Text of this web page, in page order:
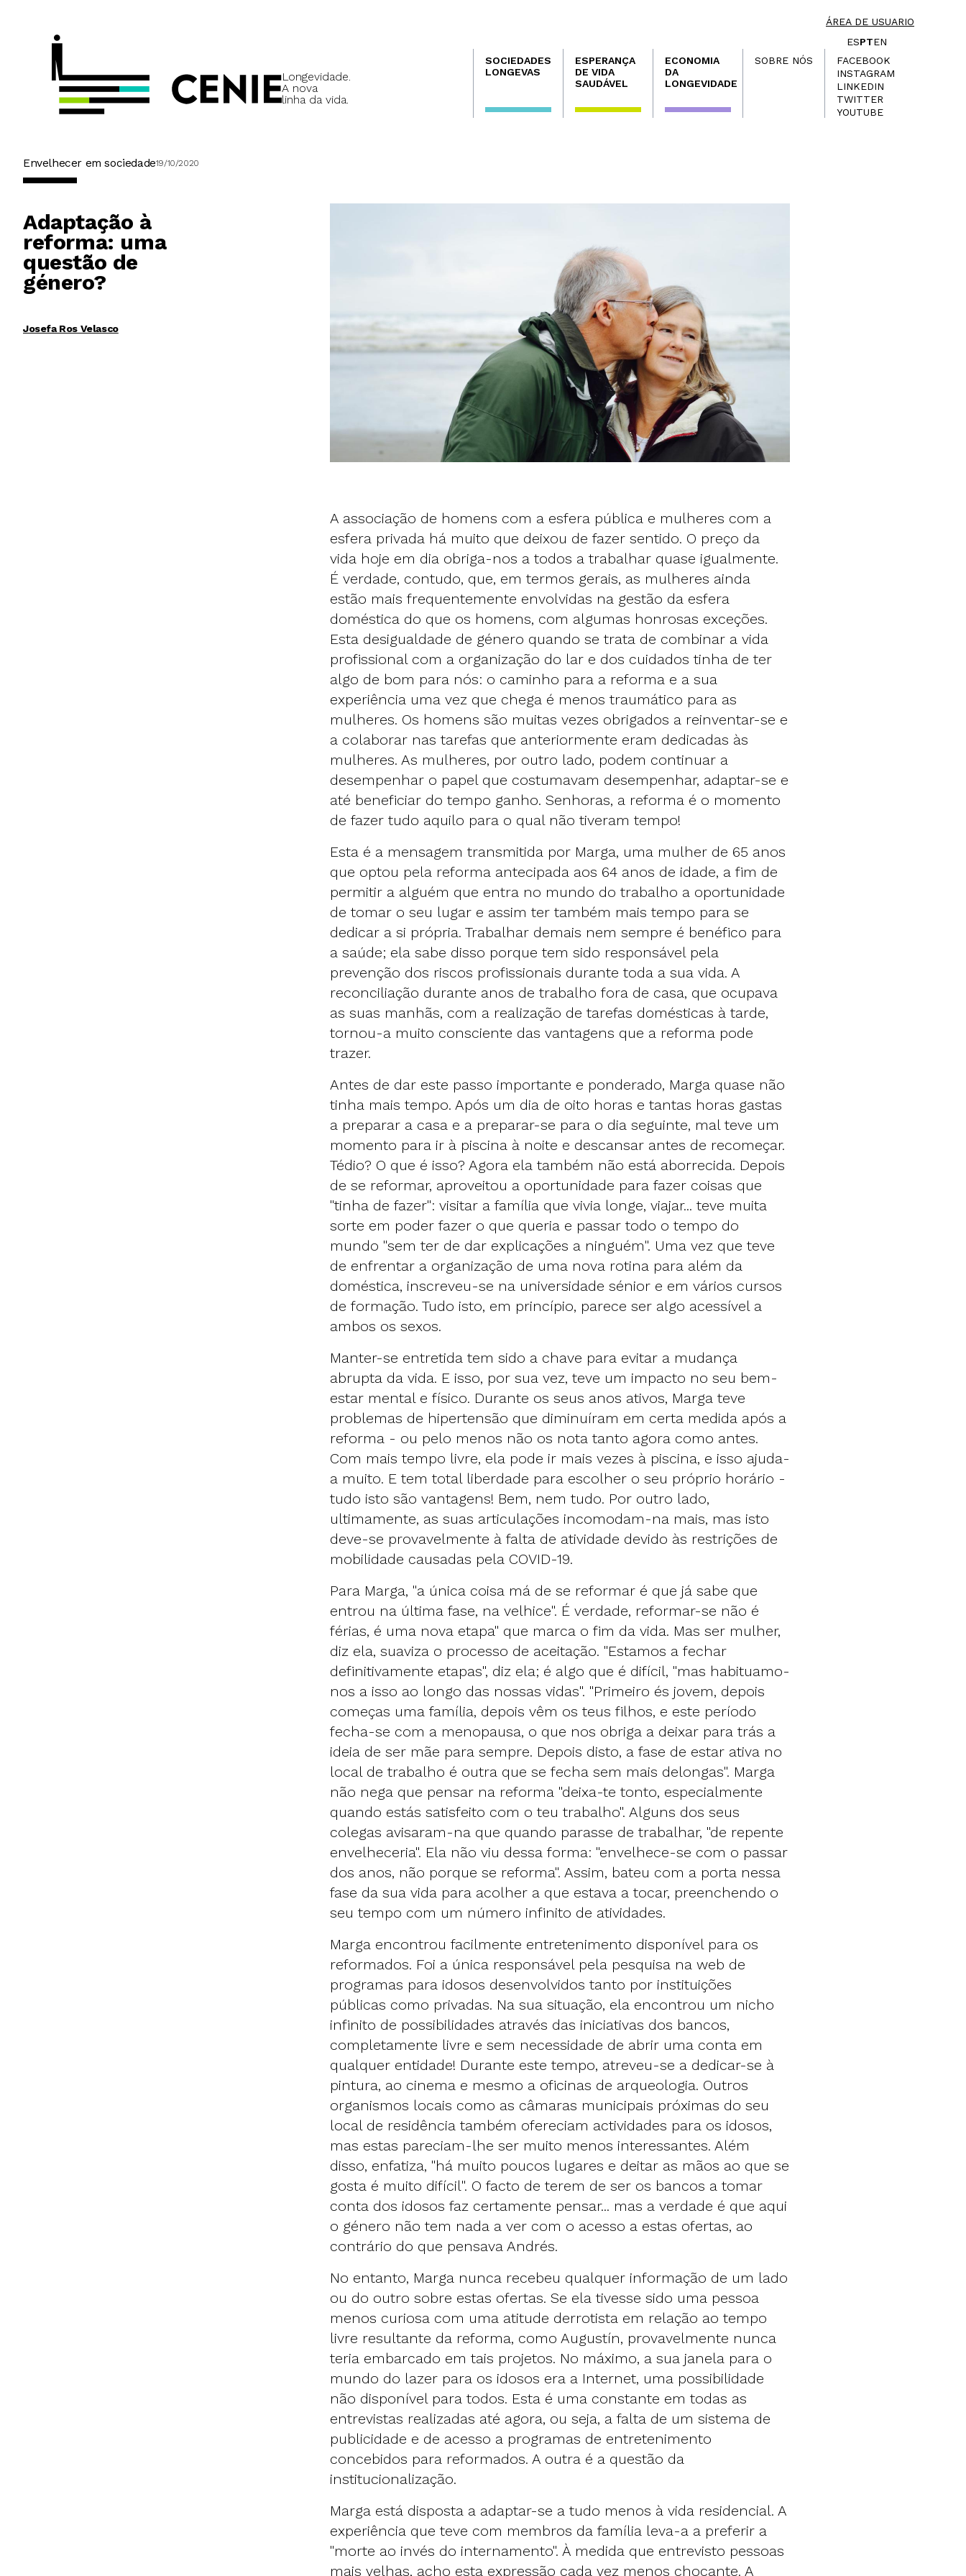
ÁREA DE USUARIO
Longevidade.
A nova
linha da vida.
ESPTEN
Navegación
principal
SOCIEDADES
LONGEVAS
ESPERANÇA
DE VIDA
SAUDÁVEL
ECONOMIA
DA
LONGEVIDADE
SOBRE NÓS
FACEBOOK
INSTAGRAM
LINKEDIN
TWITTER
YOUTUBE
Envelhecer em sociedade19/10/2020
Adaptação à
reforma: uma
questão de
género?
Josefa Ros Velasco
A associação de homens com a esfera pública e mulheres com a
esfera privada há muito que deixou de fazer sentido. O preço da
vida hoje em dia obriga-nos a todos a trabalhar quase igualmente.
É verdade, contudo, que, em termos gerais, as mulheres ainda
estão mais frequentemente envolvidas na gestão da esfera
doméstica do que os homens, com algumas honrosas exceções.
Esta desigualdade de género quando se trata de combinar a vida
profissional com a organização do lar e dos cuidados tinha de ter
algo de bom para nós: o caminho para a reforma e a sua
experiência uma vez que chega é menos traumático para as
mulheres. Os homens são muitas vezes obrigados a reinventar-se e
a colaborar nas tarefas que anteriormente eram dedicadas às
mulheres. As mulheres, por outro lado, podem continuar a
desempenhar o papel que costumavam desempenhar, adaptar-se e
até beneficiar do tempo ganho. Senhoras, a reforma é o momento
de fazer tudo aquilo para o qual não tiveram tempo!
Esta é a mensagem transmitida por Marga, uma mulher de 65 anos
que optou pela reforma antecipada aos 64 anos de idade, a fim de
permitir a alguém que entra no mundo do trabalho a oportunidade
de tomar o seu lugar e assim ter também mais tempo para se
dedicar a si própria. Trabalhar demais nem sempre é benéfico para
a saúde; ela sabe disso porque tem sido responsável pela
prevenção dos riscos profissionais durante toda a sua vida. A
reconciliação durante anos de trabalho fora de casa, que ocupava
as suas manhãs, com a realização de tarefas domésticas à tarde,
tornou-a muito consciente das vantagens que a reforma pode
trazer.
Antes de dar este passo importante e ponderado, Marga quase não
tinha mais tempo. Após um dia de oito horas e tantas horas gastas
a preparar a casa e a preparar-se para o dia seguinte, mal teve um
momento para ir à piscina à noite e descansar antes de recomeçar.
Tédio? O que é isso? Agora ela também não está aborrecida. Depois
de se reformar, aproveitou a oportunidade para fazer coisas que
"tinha de fazer": visitar a família que vivia longe, viajar... teve muita
sorte em poder fazer o que queria e passar todo o tempo do
mundo "sem ter de dar explicações a ninguém". Uma vez que teve
de enfrentar a organização de uma nova rotina para além da
doméstica, inscreveu-se na universidade sénior e em vários cursos
de formação. Tudo isto, em princípio, parece ser algo acessível a
ambos os sexos.
Manter-se entretida tem sido a chave para evitar a mudança
abrupta da vida. E isso, por sua vez, teve um impacto no seu bem-
estar mental e físico. Durante os seus anos ativos, Marga teve
problemas de hipertensão que diminuíram em certa medida após a
reforma - ou pelo menos não os nota tanto agora como antes.
Com mais tempo livre, ela pode ir mais vezes à piscina, e isso ajuda-
a muito. E tem total liberdade para escolher o seu próprio horário -
tudo isto são vantagens! Bem, nem tudo. Por outro lado,
ultimamente, as suas articulações incomodam-na mais, mas isto
deve-se provavelmente à falta de atividade devido às restrições de
mobilidade causadas pela COVID-19.
Para Marga, "a única coisa má de se reformar é que já sabe que
entrou na última fase, na velhice". É verdade, reformar-se não é
férias, é uma nova etapa" que marca o fim da vida. Mas ser mulher,
diz ela, suaviza o processo de aceitação. "Estamos a fechar
definitivamente etapas", diz ela; é algo que é difícil, "mas habituamo-
nos a isso ao longo das nossas vidas". "Primeiro és jovem, depois
começas uma família, depois vêm os teus filhos, e este período
fecha-se com a menopausa, o que nos obriga a deixar para trás a
ideia de ser mãe para sempre. Depois disto, a fase de estar ativa no
local de trabalho é outra que se fecha sem mais delongas". Marga
não nega que pensar na reforma "deixa-te tonto, especialmente
quando estás satisfeito com o teu trabalho". Alguns dos seus
colegas avisaram-na que quando parasse de trabalhar, "de repente
envelheceria". Ela não viu dessa forma: "envelhece-se com o passar
dos anos, não porque se reforma". Assim, bateu com a porta nessa
fase da sua vida para acolher a que estava a tocar, preenchendo o
seu tempo com um número infinito de atividades.
Marga encontrou facilmente entretenimento disponível para os
reformados. Foi a única responsável pela pesquisa na web de
programas para idosos desenvolvidos tanto por instituições
públicas como privadas. Na sua situação, ela encontrou um nicho
infinito de possibilidades através das iniciativas dos bancos,
completamente livre e sem necessidade de abrir uma conta em
qualquer entidade! Durante este tempo, atreveu-se a dedicar-se à
pintura, ao cinema e mesmo a oficinas de arqueologia. Outros
organismos locais como as câmaras municipais próximas do seu
local de residência também ofereciam actividades para os idosos,
mas estas pareciam-lhe ser muito menos interessantes. Além
disso, enfatiza, "há muito poucos lugares e deitar as mãos ao que se
gosta é muito difícil". O facto de terem de ser os bancos a tomar
conta dos idosos faz certamente pensar... mas a verdade é que aqui
o género não tem nada a ver com o acesso a estas ofertas, ao
contrário do que pensava Andrés.
No entanto, Marga nunca recebeu qualquer informação de um lado
ou do outro sobre estas ofertas. Se ela tivesse sido uma pessoa
menos curiosa com uma atitude derrotista em relação ao tempo
livre resultante da reforma, como Augustín, provavelmente nunca
teria embarcado em tais projetos. No máximo, a sua janela para o
mundo do lazer para os idosos era a Internet, uma possibilidade
não disponível para todos. Esta é uma constante em todas as
entrevistas realizadas até agora, ou seja, a falta de um sistema de
publicidade e de acesso a programas de entretenimento
concebidos para reformados. A outra é a questão da
institucionalização.
Marga está disposta a adaptar-se a tudo menos à vida residencial. A
experiência que teve com membros da família leva-a a preferir a
"morte ao invés do internamento". À medida que entrevisto pessoas
mais velhas, acho esta expressão cada vez menos chocante. A